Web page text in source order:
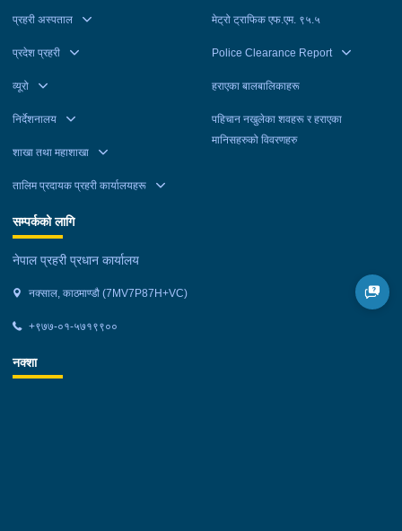
प्रहरी अस्पताल
प्रदेश प्रहरी
व्यूरो
निर्देशनालय
शाखा तथा महाशाखा
तालिम प्रदायक प्रहरी कार्यालयहरू
मेट्रो ट्राफिक एफ.एम. ९५.५
Police Clearance Report
हराएका बालबालिकाहरू
पहिचान नखुलेका शवहरू र हराएका
मानिसहरुको विवरणहरु
सम्पर्कको लागि
नेपाल प्रहरी प्रधान कार्यालय
नक्साल, काठमाण्डौ (7MV7P87H+VC)
+९७७-०१-५७१९९००
नक्शा